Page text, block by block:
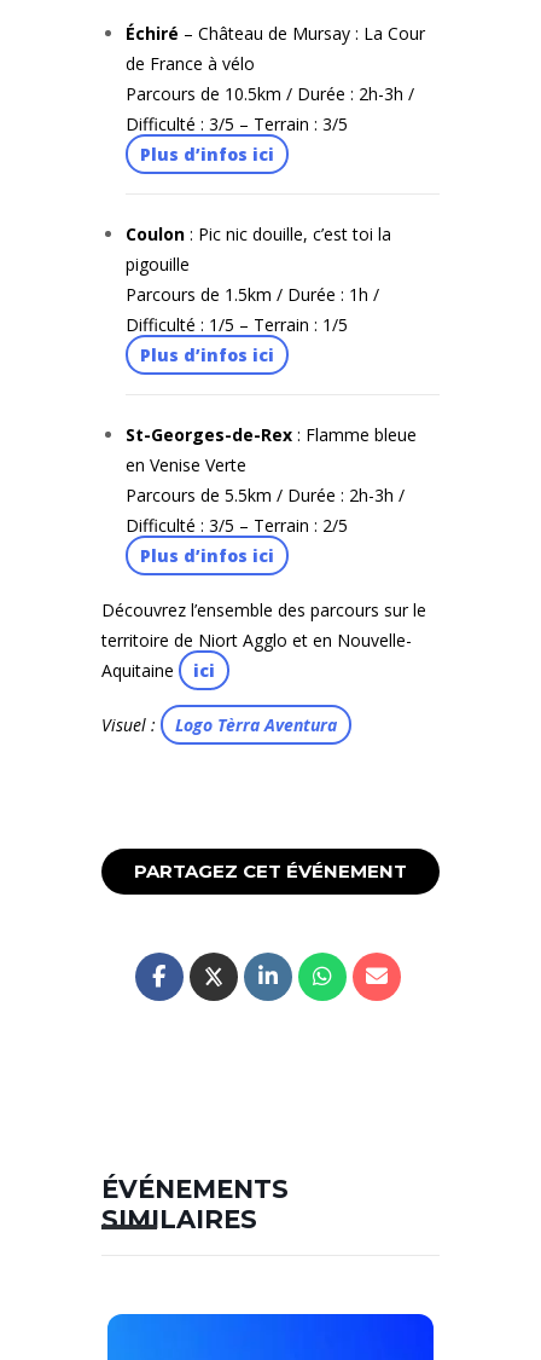
Échiré – Château de Mursay : La Cour
de France à vélo
Parcours de 10.5km / Durée : 2h-3h /
Difficulté : 3/5 – Terrain : 3/5
Plus d’infos ici
Coulon : Pic nic douille, c’est toi la
pigouille
Parcours de 1.5km / Durée : 1h /
Difficulté : 1/5 – Terrain : 1/5
Plus d’infos ici
St-Georges-de-Rex : Flamme bleue
en Venise Verte
Parcours de 5.5km / Durée : 2h-3h /
Difficulté : 3/5 – Terrain : 2/5
Plus d’infos ici
Découvrez l’ensemble des parcours sur le
territoire de Niort Agglo et en Nouvelle-
Aquitaine
ici
Visuel : Logo Tèrra Aventura
PARTAGEZ CET ÉVÉNEMENT
ÉVÉNEMENTS
SIMILAIRES